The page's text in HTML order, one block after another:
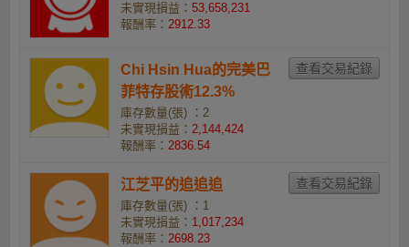
未實現損益： 53,658,231
報酬率： 2912.33
Chi Hsin Hua的完美巴
菲特存股術12.3%
庫存數量(張) ：2
未實現損益： 2,144,424
報酬率： 2836.54
江芝平的追追追
庫存數量(張) ：1
未實現損益： 1,017,234
報酬率： 2698.23